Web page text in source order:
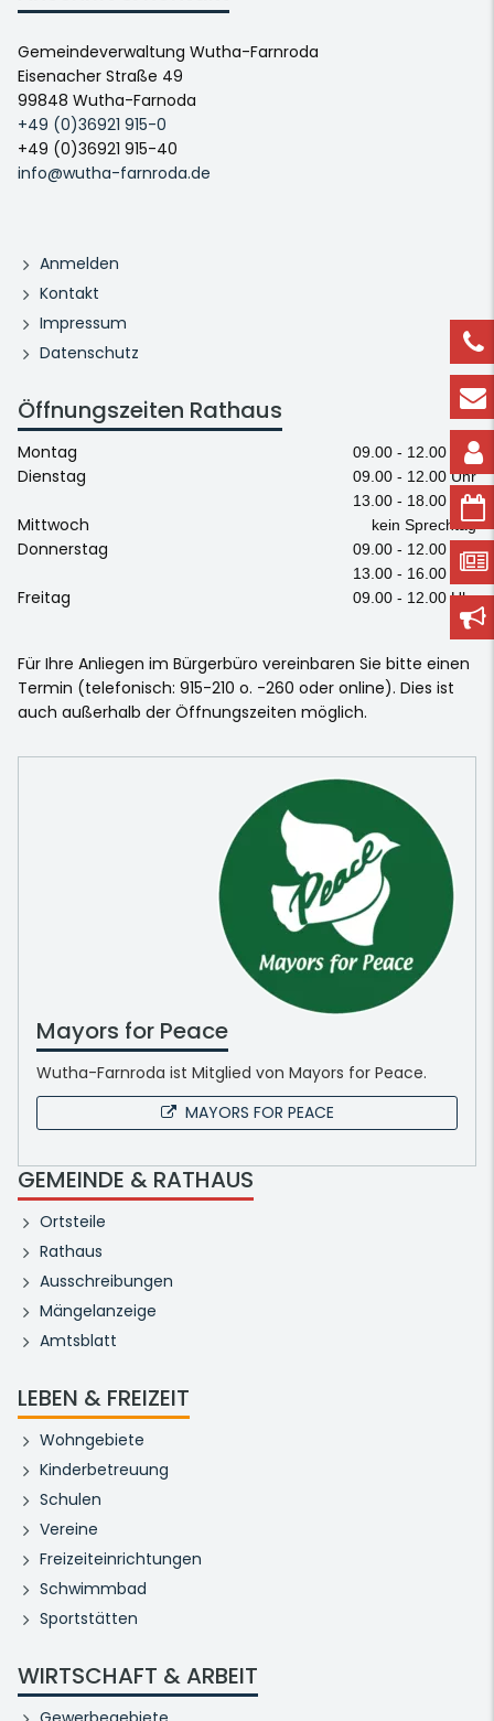
Gemeindeverwaltung Wutha-Farnroda
Eisenacher Straße 49
99848 Wutha-Farnoda
+49 (0)36921 915-0
+49 (0)36921 915-40
info@wutha-farnroda.de
Anmelden
Kontakt
Impressum
Datenschutz
Öffnungszeiten Rathaus
Montag 09.00 - 12.00 Uhr
Dienstag
09.00 - 12.00 Uhr
13.00 - 18.00 Uhr
Mittwoch kein Sprechtag
Donnerstag
09.00 - 12.00 Uhr
13.00 - 16.00 Uhr
Freitag 09.00 - 12.00 Uhr
Für Ihre Anliegen im Bürgerbüro vereinbaren Sie bitte einen
Termin (telefonisch: 915-210 o. -260 oder online). Dies ist
auch außerhalb der Öffnungszeiten möglich.
Mayors for Peace
Wutha-Farnroda ist Mitglied von Mayors for Peace.
MAYORS FOR PEACE
GEMEINDE & RATHAUS
Ortsteile
Rathaus
Ausschreibungen
Mängelanzeige
Amtsblatt
LEBEN & FREIZEIT
Wohngebiete
Kinderbetreuung
Schulen
Vereine
Freizeiteinrichtungen
Schwimmbad
Sportstätten
WIRTSCHAFT & ARBEIT